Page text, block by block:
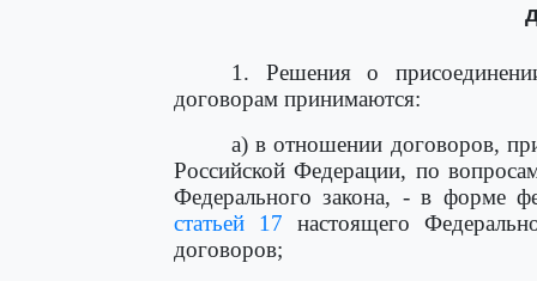
1. Решения о
договорам принимаются:
а) в отношении договоров,
Российской Федерации, по
Федерального закона, - в форме
статьей 17 настоящего
договоров;